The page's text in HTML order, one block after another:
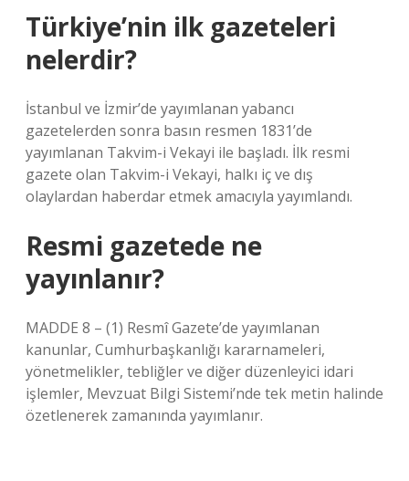
Türkiye’nin ilk gazeteleri
nelerdir?
İstanbul ve İzmir’de yayımlanan yabancı
gazetelerden sonra basın resmen 1831’de
yayımlanan Takvim-i Vekayi ile başladı. İlk resmi
gazete olan Takvim-i Vekayi, halkı iç ve dış
olaylardan haberdar etmek amacıyla yayımlandı.
Resmi gazetede ne
yayınlanır?
MADDE 8 – (1) Resmî Gazete’de yayımlanan
kanunlar, Cumhurbaşkanlığı kararnameleri,
yönetmelikler, tebliğler ve diğer düzenleyici idari
işlemler, Mevzuat Bilgi Sistemi’nde tek metin halinde
özetlenerek zamanında yayımlanır.